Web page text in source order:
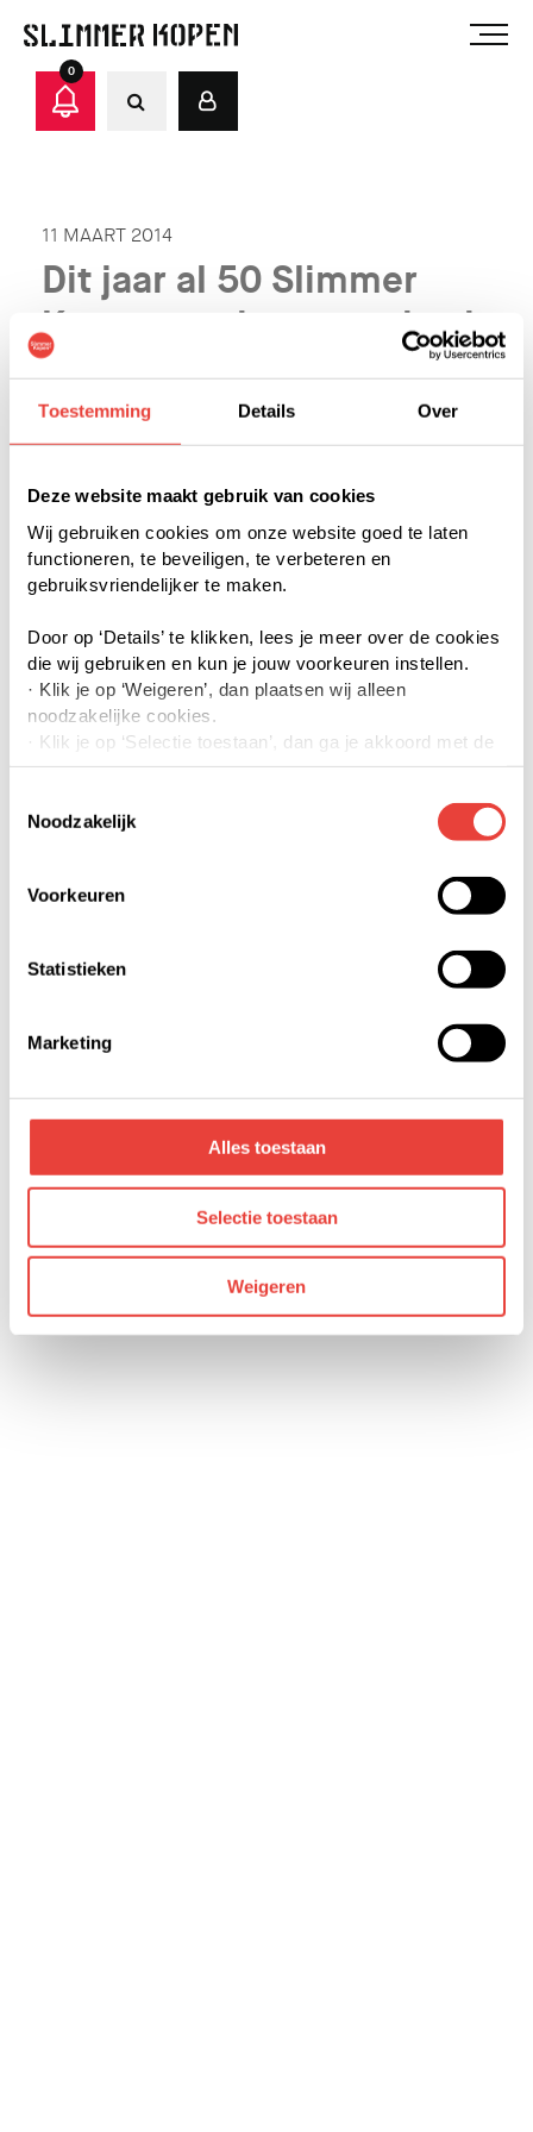
Toestemming Details Over
Deze website maakt gebruik van cookies
Wij gebruiken cookies om onze website goed te laten
functioneren, te beveiligen, te verbeteren en
gebruiksvriendelijker te maken.
Door op ‘Details’ te klikken, lees je meer over de cookies
die wij gebruiken en kun je jouw voorkeuren instellen.
· Klik je op ‘Weigeren’, dan plaatsen wij alleen
noodzakelijke cookies.
· Klik je op ‘Selectie toestaan’, dan ga je akkoord met de
door jouw aangevinkte cookies. Je kunt meer lezen over
· Klik je op ‘Accepteren’, dan ga je akkoord met het
Je kunt jouw toestemming op elk moment intrekken of te
kunnen ontvangen en verwerken. Bekijk hiervoor de
details pagina.
Noodzakelijk
Voorkeuren
Statistieken
Marketing
Alles toestaan
Selectie toestaan
Weigeren
0
11 MAART 2014
Dit jaar al 50 Slimmer
Kopen woningen verkocht